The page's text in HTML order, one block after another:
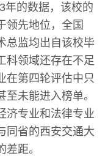
年的数据，该校的
领先地位，全国
总监均出自该校毕
科领域还存在不足
在第四轮评估中只
未能进入榜单。
济专业和法律专业
同省的西安交通大
距。